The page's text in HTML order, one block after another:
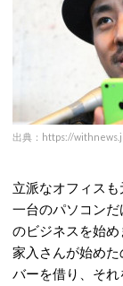
出典：https://
立派なオフィス
一台のパソコン
のビジネスを始め
家入さんが始め
バーを借り、そ